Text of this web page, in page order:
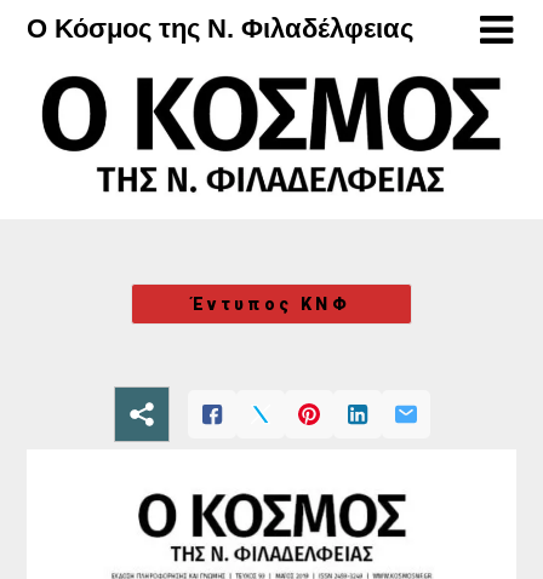
Μετάβαση
περιεχόμενο
Ο Κόσμος της Ν. Φιλαδέλφειας
Έντυπος ΚΝΦ